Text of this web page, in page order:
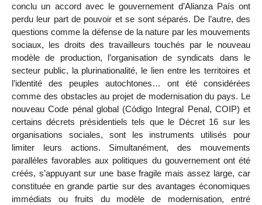
conclu un accord avec le gouvernement d’Alianza País ont
perdu leur part de pouvoir et se sont séparés. De l’autre, des
questions comme la défense de la nature par les mouvements
sociaux, les droits des travailleurs touchés par le nouveau
modèle de production, l’organisation de syndicats dans le
secteur public, la plurinationalité, le lien entre les territoires et
l’identité des peuples autochtones… ont été considérées
comme des obstacles au projet de modernisation du pays. Le
nouveau Code pénal global (Código Integral Penal, COIP) et
certains décrets présidentiels tels que le Décret 16 sur les
organisations sociales, sont les instruments utilisés pour
limiter leurs actions. Simultanément, des mouvements
parallèles favorables aux politiques du gouvernement ont été
créés, s’appuyant sur une base fragile mais assez large, car
constituée en grande partie sur des avantages économiques
immédiats ou fruits du modèle de modernisation, entré